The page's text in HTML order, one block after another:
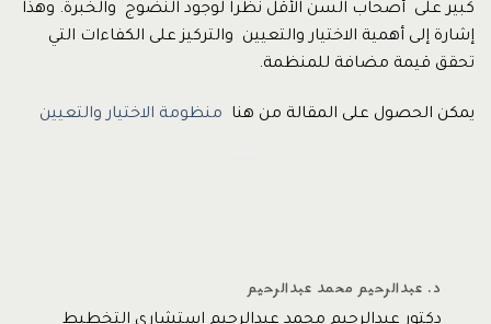
كبير على أصحاب السن الأقل نظرا لوجود النضوج والخبرة. وهذا
إشارة إلى أهمية الاختيار والتعيين والتركيز على الكفاءات التي
تحقق قيمة مضافة للمنظمة.
يمكن الحصول على المقالة من هنا منظومة الاختيار والتعيين
د. عبدالرحيم محمد عبدالرحيم
دكتور عبدالرحيم محمد عبدالرحيم استشاري التخطيط